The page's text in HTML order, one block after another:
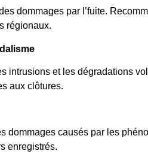
dommages par l’fuite.
régionaux.
intrusions et les dégradations
aux clôtures.
dommages causés par les
enregistrés.